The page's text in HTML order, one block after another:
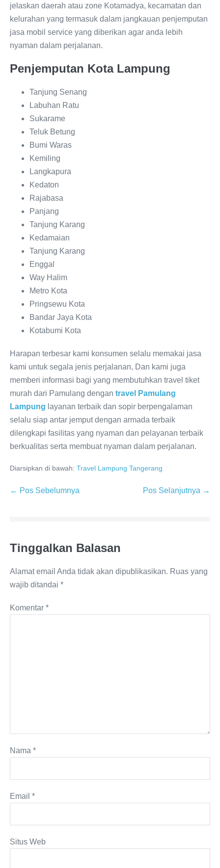
jelaskan daerah atau zone Kotamadya, kecamatan dan
kelurahan yang termasuk dalam jangkauan penjemputan
jasa mobil service yang diberikan agar anda lebih
nyaman dalam perjalanan.
Penjemputan Kota Lampung
Tanjung Senang
Labuhan Ratu
Sukarame
Teluk Betung
Bumi Waras
Kemiling
Langkapura
Kedaton
Rajabasa
Panjang
Tanjung Karang
Kedamaian
Tanjung Karang
Enggal
Way Halim
Metro Kota
Pringsewu Kota
Bandar Jaya Kota
Kotabumi Kota
Harapan terbesar kami konsumen selalu memakai jasa
kami untuk segala jenis perjalanan, Dan kami juga
memberi informasi bagi yang membutuhkan travel tiket
murah dari Pamulang dengan travel Pamulang
Lampung layanan terbaik dan sopir berpengalaman
selalu siap antar jemput dengan armada terbaik
dilengkapi fasilitas yang nyaman dan pelayanan terbaik
berkualitas serta membuat nyaman dalam perjalanan.
Diarsipkan di bawah: Travel Lampung Tangerang
← Pos Sebelumnya Pos Selanjutnya →
Tinggalkan Balasan
Alamat email Anda tidak akan dipublikasikan. Ruas yang
wajib ditandai *
Komentar *
Nama *
Email *
Situs Web